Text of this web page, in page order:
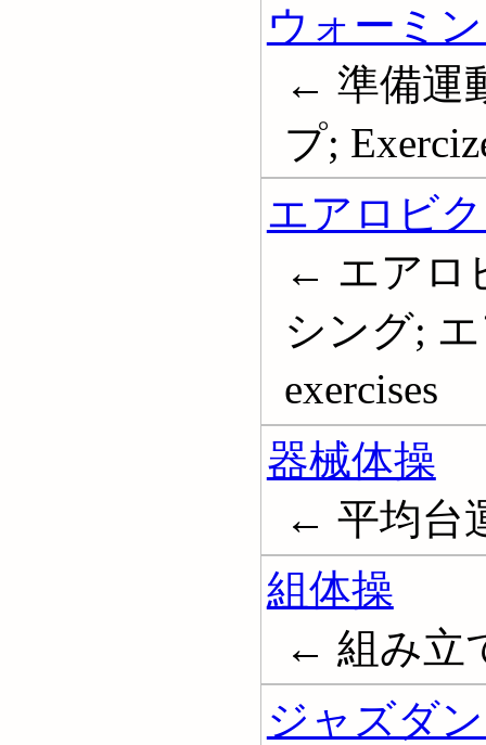
ウォーミ
← 準備運
プ;
エアロビ
← エアロ
シング;
exercises
器械体操
← 平均台
組体操
← 組み立
ジャズダ